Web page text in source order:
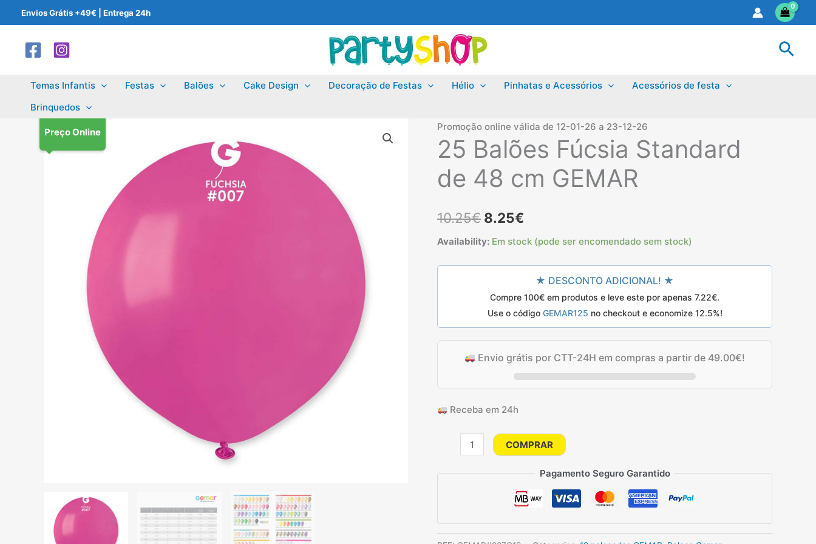
to
content
Envios Grátis +49€ | Entrega 24h
Temas Infantis Festas Balões Cake Design Decoração de Festas Hélio Pinhatas e Acessórios
Acessórios de festa
Brinquedos
Preço Online Promoção online válida de 12-01-26 a 23-12-26
25 Balões Fúcsia Standard
de 48 cm GEMAR
10.25€ O
preço
original
era:
10.25€.
8.25€
preço
atual
é:
8.25€.
Availability: Em stock (pode ser encomendado sem stock)
★ DESCONTO ADICIONAL! ★
Compre 100€ em produtos e leve este por apenas 7.22€.
Use o código GEMAR125 no checkout e economize 12.5%!
Envio grátis por CTT-24H em compras a partir de 49.00€!
Receba em 24h
Quantidade
25
Standard
de
COMPRAR
Pagamento Seguro Garantido